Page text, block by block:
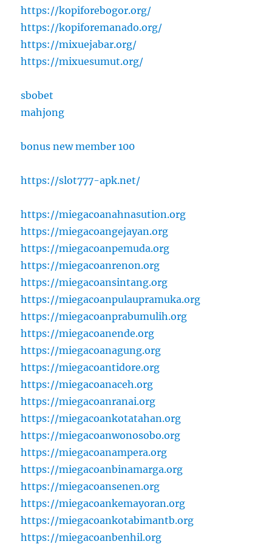
https://kopiforebogor.org/
https://kopiforemanado.org/
https://mixuejabar.org/
https://mixuesumut.org/
sbobet
mahjong
bonus new member 100
https://slot777-apk.net/
https://miegacoanahnasution.org
https://miegacoangejayan.org
https://miegacoanpemuda.org
https://miegacoanrenon.org
https://miegacoansintang.org
https://miegacoanpulaupramuka.org
https://miegacoanprabumulih.org
https://miegacoanende.org
https://miegacoanagung.org
https://miegacoantidore.org
https://miegacoanaceh.org
https://miegacoanranai.org
https://miegacoankotatahan.org
https://miegacoanwonosobo.org
https://miegacoanampera.org
https://miegacoanbinamarga.org
https://miegacoansenen.org
https://miegacoankemayoran.org
https://miegacoankotabimantb.org
https://miegacoanbenhil.org